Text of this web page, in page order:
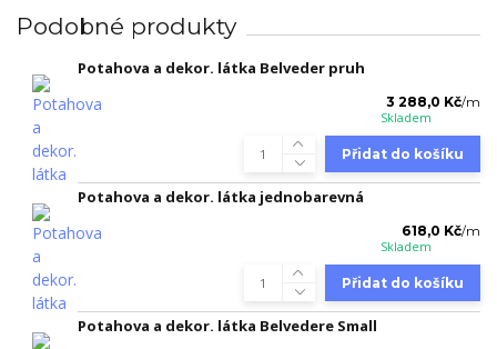
Podobné produkty
Potahova a dekor. látka Belveder pruh
3 288,0 Kč/m
Skladem
Přidat do košíku
Potahova a dekor. látka jednobarevná
618,0 Kč/m
Skladem
Přidat do košíku
Potahova a dekor. látka Belvedere Small